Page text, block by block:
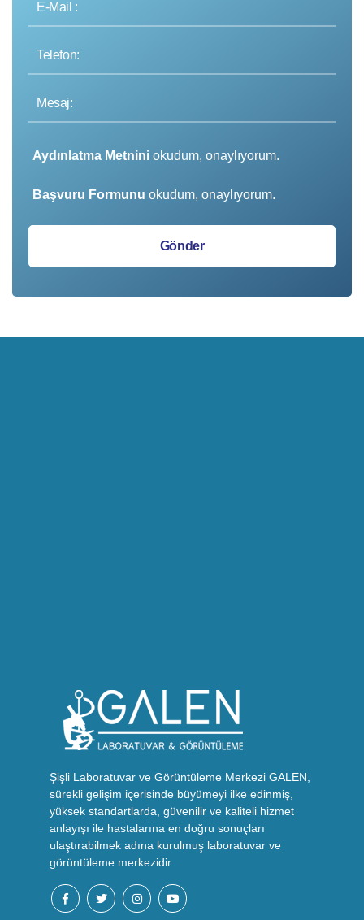
Aydınlatma Metnini okudum, onaylıyorum.
Başvuru Formunu okudum, onaylıyorum.
Şişli Laboratuvar ve Görüntüleme Merkezi GALEN,
sürekli gelişim içerisinde büyümeyi ilke edinmiş,
yüksek standartlarda, güvenilir ve kaliteli hizmet
anlayışı ile hastalarına en doğru sonuçları
ulaştırabilmek adına kurulmuş laboratuvar ve
görüntüleme merkezidir.